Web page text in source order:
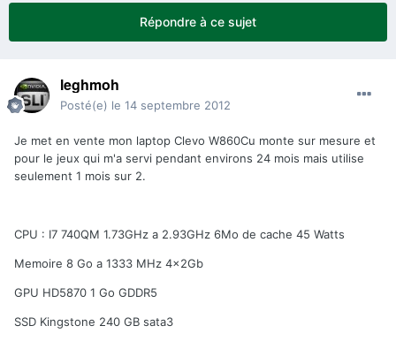
Répondre à ce sujet
leghmoh
Posté(e) le 14 septembre 2012
Je met en vente mon laptop Clevo W860Cu monte sur mesure et
pour le jeux qui m'a servi pendant environs 24 mois mais utilise
seulement 1 mois sur 2.
CPU : I7 740QM 1.73GHz a 2.93GHz 6Mo de cache 45 Watts
Memoire 8 Go a 1333 MHz 4x2Gb
GPU HD5870 1 Go GDDR5
SSD Kingstone 240 GB sata3